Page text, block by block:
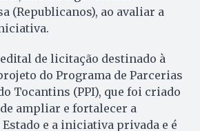
(Republicanos), ao avaliar a
de licitação destinado à
do Programa de Parcerias
Tocantins (PPI), que foi criado
ampliar e fortalecer a
e a iniciativa privada e é